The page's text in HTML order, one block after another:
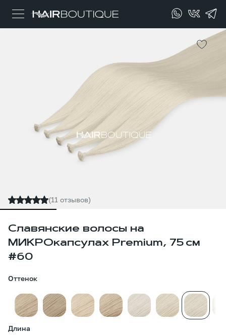
(11 отзывов)
Славянские волосы на
МИКРОкапсулах Premium, 75 см
#60
Оттенок
Длина